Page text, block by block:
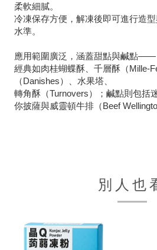
柔軟細膩。
冷凍保存方便，解凍後即可進行造
水準。
應用範圍廣泛，涵蓋甜點與鹹點——
經典如肉桂蝴蝶酥、千層酥（Mille-
（Danishes）、水果塔、
轉角酥（Turnovers）；鹹點則包括
你披薩與威靈頓牛排（Beef
別人也